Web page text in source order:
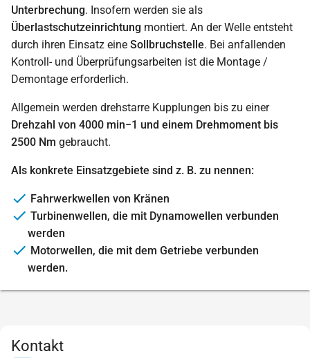
Unterbrechung. Insofern werden sie als
Überlastschutzeinrichtung montiert. An der Welle entsteht
durch ihren Einsatz eine Sollbruchstelle. Bei anfallenden
Kontroll- und Überprüfungsarbeiten ist die Montage /
Demontage erforderlich.
Allgemein werden drehstarre Kupplungen bis zu einer
Drehzahl von 4000 min−1 und einem Drehmoment bis
2500 Nm gebraucht.
Als konkrete Einsatzgebiete sind z. B. zu nennen:
Fahrwerkwellen von Kränen
Turbinenwellen, die mit Dynamowellen verbunden
werden
Motorwellen, die mit dem Getriebe verbunden
werden.
Kontakt